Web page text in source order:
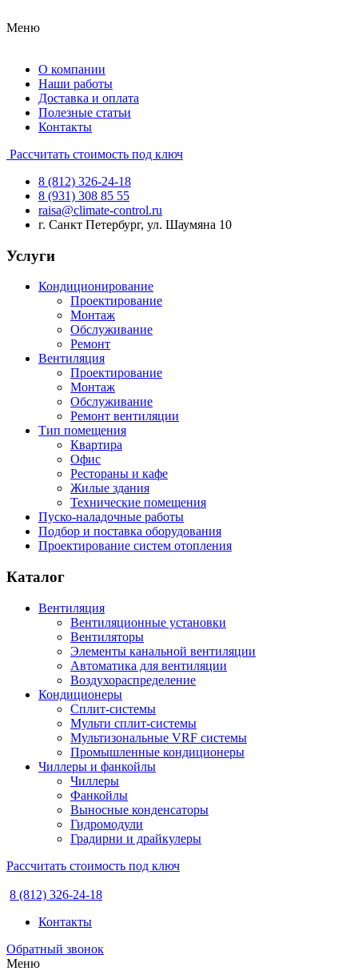
Меню
О компании
Наши работы
Доставка и оплата
Полезные статьи
Контакты
Рассчитать стоимость под ключ
8 (812) 326-24-18
8 (931) 308 85 55
raisa@climate-control.ru
г. Санкт Петербург, ул. Шаумяна 10
Услуги
Кондиционирование
Проектирование
Монтаж
Обслуживание
Ремонт
Вентиляция
Проектирование
Монтаж
Обслуживание
Ремонт вентиляции
Тип помещения
Квартира
Офис
Рестораны и кафе
Жилые здания
Технические помещения
Пуско-наладочные работы
Подбор и поставка оборудования
Проектирование систем отопления
Каталог
Вентиляция
Вентиляционные установки
Вентиляторы
Элементы канальной вентиляции
Автоматика для вентиляции
Воздухораспределение
Кондиционеры
Сплит-системы
Мульти сплит-системы
Мультизональные VRF системы
Промышленные кондиционеры
Чиллеры и фанкойлы
Чиллеры
Фанкойлы
Выносные конденсаторы
Гидромодули
Градирни и драйкулеры
Рассчитать стоимость под ключ
8 (812) 326-24-18
Контакты
Обратный звонок
Меню